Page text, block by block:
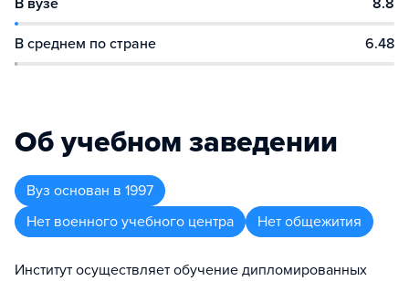
В вузе 8.8
В среднем по стране 6.48
Об учебном заведении
Вуз основан в 1997
Нет военного учебного центра
Нет общежития
Институт осуществляет обучение дипломированных